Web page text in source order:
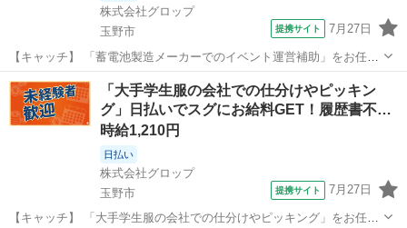
株式会社グロップ
玉野市
提携サイト 7月27日
【キャッチ】 「蓄電池製造メーカーでのイベント運営補助」をお任
せ!!日払いあり☆未経験スタッフ活躍中★〈1ヶ月限定★〉綺麗な工場
内でイベントの運営補助！お客さんに設備やモニュメントの説明◎冷
暖房完備◎ 【コメント】 ＊＊充...
岡山 玉野市 その他
「大手学生服の会社での仕分けやピッキン
グ」日払いでスグにお給料GET！履歴書不…
時給1,210円
日払い
株式会社グロップ
玉野市
提携サイト 7月27日
【キャッチ】 「大手学生服の会社での仕分けやピッキング」をお任